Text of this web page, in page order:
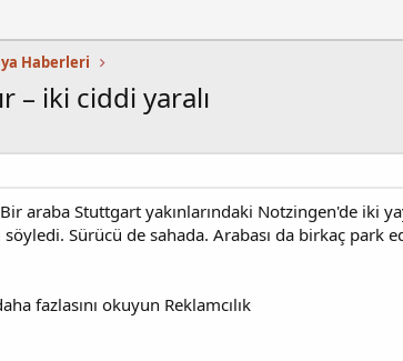
Haberleri
– iki ciddi yaralı
araba Stuttgart yakınlarındaki Notzingen'de iki
söyledi. Sürücü de sahada. Arabası da birkaç park
fazlasını okuyun Reklamcılık